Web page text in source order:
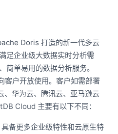
Doris 打造的新一代多云
足企业级大数据实时分析需
简单易用的数据分析服务。
户开放使用。客户如需部署
华为云、腾讯云、亚马逊云
Cloud 主要有以下不同：
备更多企业级特性和云原生特